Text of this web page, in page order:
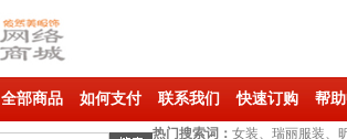
全部商品 如何支付 联系我们 快速订购 帮
热门搜索词： 女装、瑞丽服装、